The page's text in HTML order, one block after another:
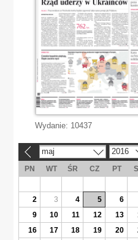
Wydanie: 10437
maj 2016
PN WT ŚR CZ PT
2
3 4 5 6
9
10 11 12 13
16
17 18 19 20